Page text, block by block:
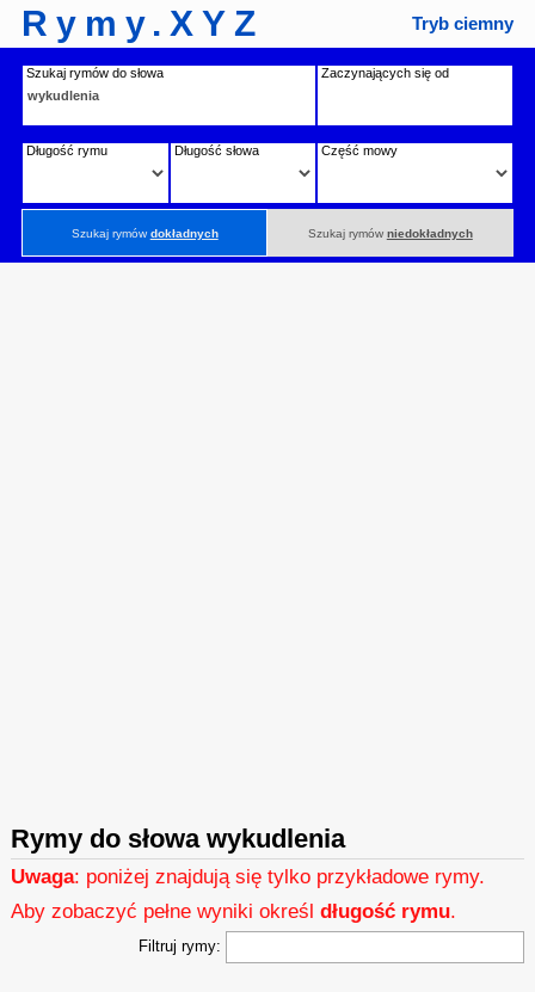
Rymy.XYZ Tryb ciemny
Szukaj rymów do słowa Zaczynających się od
Długość rymu Długość słowa Część mowy
Szukaj rymówdokładnych Szukaj rymów niedokładnych
Rymy do słowa wykudlenia
Uwaga: poniżej znajdują się tylko przykładowe rymy.
Aby zobaczyć pełne wyniki określdługość rymu.
Filtruj rymy: